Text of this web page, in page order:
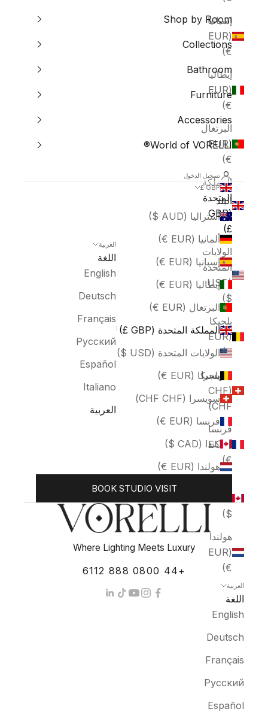
إسبانيا
(EUR
€)
إيطاليا
(EUR
€)
البرتغال
(EUR
€)
المملكة
المتحدة
(GBP
£)
الولايات
المتحدة
(USD
$)
بلجيكا
(EUR
€)
سويسرا
(CHF
CHF)
فرنسا
(EUR
€)
$)
هولندا
(EUR
€)
العربية
اللغة
English
Deutsch
Français
Русский
Español
Shop by Room
Collections
Bathroom
Furniture
Accessories
World of VORELLI®
تسجيل الدخول
GBP £
البلد
أستراليا (AUD $)
ألمانيا (EUR €)
إسبانيا (EUR €)
إيطاليا (EUR €)
البرتغال (EUR €)
المملكة المتحدة (GBP £)
الولايات المتحدة (USD $)
بلجيكا (EUR €)
سويسرا (CHF CHF)
فرنسا (EUR €)
كندا (CAD $)
هولندا (EUR €)
العربية
اللغة
English
Deutsch
Français
Русский
Español
Italiano
العربية
BOOK STUDIO VISIT
Where Lighting Meets Luxury
+44 0800 888 6112